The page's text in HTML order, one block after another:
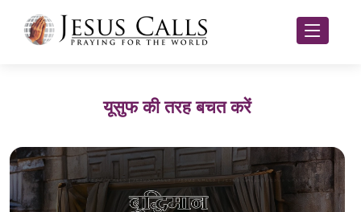
यूसुफ की तरह बचत करें